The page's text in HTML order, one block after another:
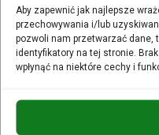
Aby zapewnić jak najlepsze
przechowywania i/lub
pozwoli nam przetwarzać dane,
identyfikatory na tej stronie.
wpłynąć na niektóre cechy i
symfonicznejwyprawimy
którym gośćmi
Abonament